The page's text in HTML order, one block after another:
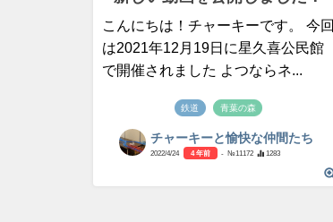
こんにちは！チャーキーです。 今回
は2021年12月19日に星久喜公民館
で開催されました よつならネ...
鉄道 青葉の森
チャーキーと愉快な仲間たち
2022/4/24 4 年前 - №11172 1283